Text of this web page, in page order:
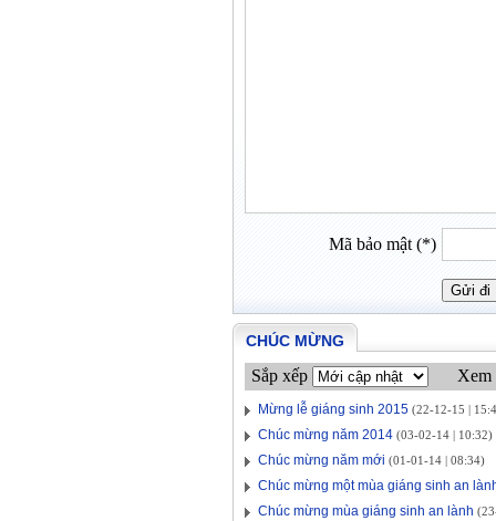
Mã bảo mật (*)
CHÚC MỪNG
Sắp xếp Xem
Mừng lễ giáng sinh 2015 (22-12-15 |
Chúc mừng năm 2014 (03-02-14 | 10:32)
Chúc mừng năm mới (01-01-14 | 08:34)
Chúc mừng một mùa giáng sinh an
Chúc mừng mùa giáng sinh an lành